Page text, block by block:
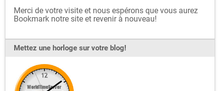
Merci de votre visite et nous espérons que vous aurez
Bookmark notre site et revenir à nouveau!
Mettez une horloge sur votre blog!